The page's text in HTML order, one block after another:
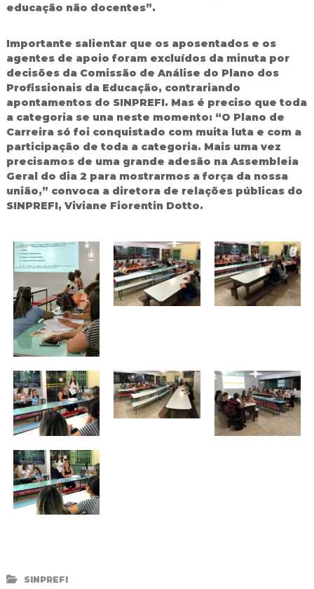
educação não docentes”.
Importante salientar que os aposentados e os
agentes de apoio foram excluídos da minuta por
decisões da Comissão de Análise do Plano dos
Profissionais da Educação, contrariando
apontamentos do SINPREFI. Mas é preciso que toda
a categoria se una neste momento: “O Plano de
Carreira só foi conquistado com muita luta e com a
participação de toda a categoria. Mais uma vez
precisamos de uma grande adesão na Assembleia
Geral do dia 2 para mostrarmos a força da nossa
união,” convoca a diretora de relações públicas do
SINPREFI, Viviane Fiorentin Dotto.
SINPREFI